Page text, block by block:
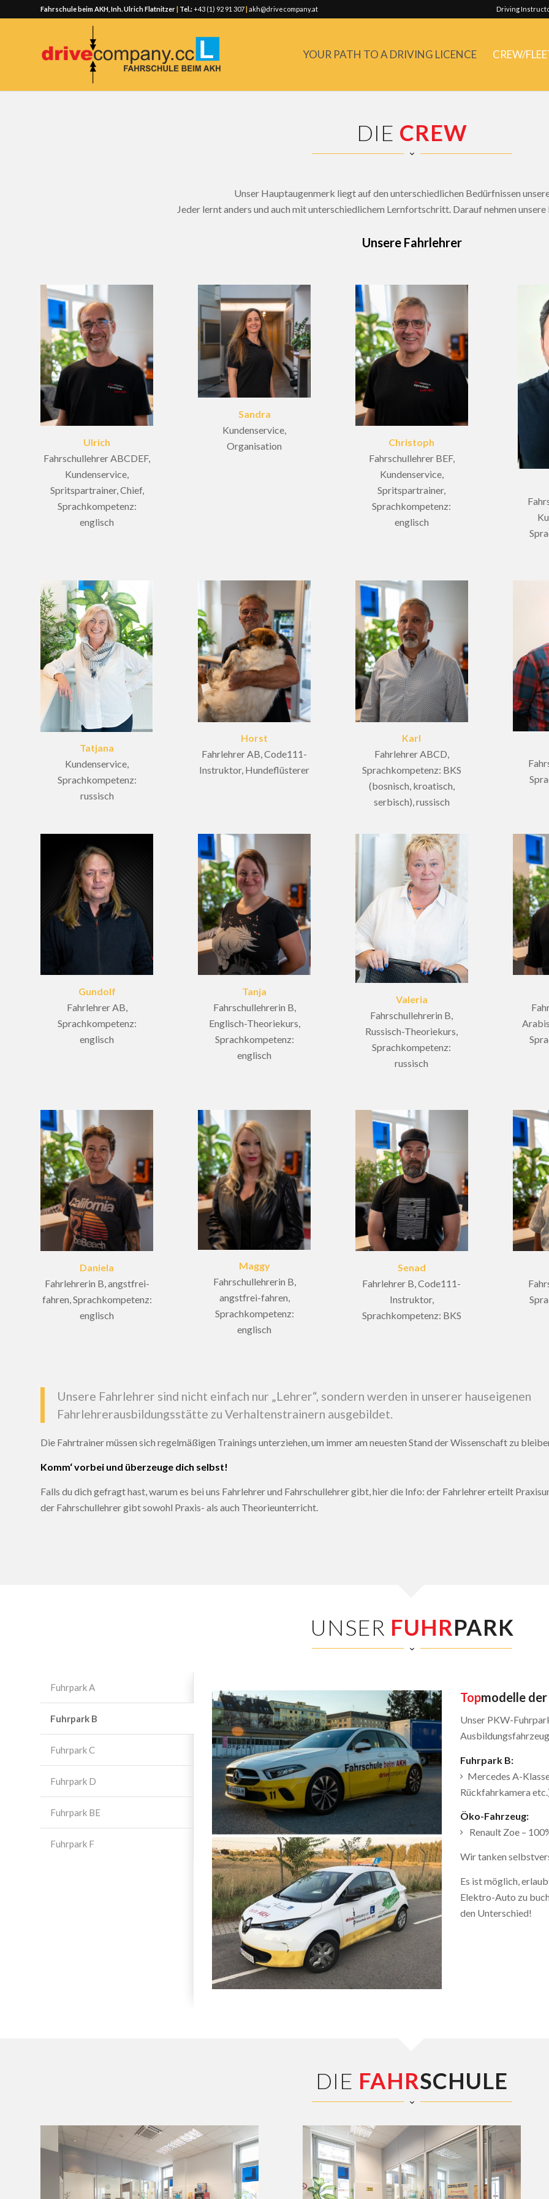
Driving
Fahrschule beim AKH, Inh. Ulrich Flatnitzer| Tel.:+43 (1) 92 91 307|akh@drivecompany.at
YOUR PATH TO A DRIVING LICENCE CREW/
DIE CREW
Unser Hauptaugenmerk liegt auf den unterschiedlichen Bedürfnissen
Jeder lernt anders und auch mit unterschiedlichem Lernfortschritt. Darauf nehmen
Unsere Fahrlehrer
Ulrich
Fahrschullehrer ABCDEF,
Kundenservice,
Spritspartrainer, Chief,
Sprachkompetenz:
englisch
Sandra
Kundenservice,
Organisation
Christoph
Fahrschullehrer BEF,
Kundenservice,
Spritspartrainer,
Sprachkompetenz:
englisch
Tatjana
Kundenservice,
Sprachkompetenz:
russisch
Horst
Fahrlehrer AB, Code111-
Instruktor, Hundeflüsterer
Karl
Fahrlehrer ABCD,
Sprachkompetenz: BKS
(bosnisch, kroatisch,
serbisch), russisch
Gundolf
Fahrlehrer AB,
Sprachkompetenz:
englisch
Tanja
Fahrschullehrerin B,
Englisch-Theoriekurs,
Sprachkompetenz:
englisch
Valeria
Fahrschullehrerin B,
Russisch-Theoriekurs,
Sprachkompetenz:
russisch
Daniela
Fahrlehrerin B, angstfrei-
fahren, Sprachkompetenz:
englisch
Maggy
Fahrschullehrerin B,
angstfrei-fahren,
Sprachkompetenz:
englisch
Senad
Fahrlehrer B, Code111-
Instruktor,
Sprachkompetenz: BKS
Unsere Fahrlehrer sind nicht einfach nur „Lehrer“, sondern werden in unserer hauseigenen
Fahrlehrerausbildungsstätte zu Verhaltenstrainern ausgebildet.
Die Fahrtrainer müssen sich regelmäßigen Trainings unterziehen, um immer am neuesten Stand der Wissenschaft zu
Komm‘ vorbei und überzeuge dich selbst!
Falls du dich gefragt hast, warum es bei uns Fahrlehrer und Fahrschullehrer gibt, hier die Info: der Fahrlehrer erteilt
der Fahrschullehrer gibt sowohl Praxis- als auch Theorieunterricht.
UNSER FUHRPARK
Fuhrpark A
Fuhrpark B
Fuhrpark C
Fuhrpark D
Fuhrpark BE
Fuhrpark F
Topmodelle
Unser PKW-
Fuhrpark B:
Mercedes A-
Rückfahrkamera
Öko-Fahrzeug:
Renault Zoe –
Wir tanken
Es ist möglich,
Elektro-Auto zu
den Unterschied!
DIE FAHRSCHULE